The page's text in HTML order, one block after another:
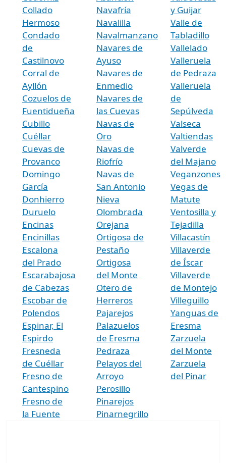
Collado
Hermoso
Condado
de
Castilnovo
Corral de
Ayllón
Cozuelos de
Fuentidueña
Cubillo
Cuéllar
Cuevas de
Provanco
Domingo
García
Donhierro
Duruelo
Encinas
Encinillas
Escalona
del Prado
Escarabajosa
de Cabezas
Escobar de
Polendos
Espinar, El
Espirdo
Fresneda
de Cuéllar
Fresno de
Cantespino
Fresno de
la Fuente
Navafría
Navalilla
Navalmanzano
Navares de
Ayuso
Navares de
Enmedio
Navares de
las Cuevas
Navas de
Oro
Navas de
Riofrío
Navas de
San Antonio
Nieva
Olombrada
Orejana
Ortigosa de
Pestaño
Ortigosa
del Monte
Otero de
Herreros
Pajarejos
Palazuelos
de Eresma
Pedraza
Pelayos del
Arroyo
Perosillo
Pinarejos
Pinarnegrillo
y Guijar
Valle de
Tabladillo
Vallelado
Valleruela
de Pedraza
Valleruela
de
Sepúlveda
Valseca
Valtiendas
Valverde
del Majano
Veganzones
Vegas de
Matute
Ventosilla y
Tejadilla
Villacastín
Villaverde
de Íscar
Villaverde
de Montejo
Villeguillo
Yanguas de
Eresma
Zarzuela
del Monte
Zarzuela
del Pinar